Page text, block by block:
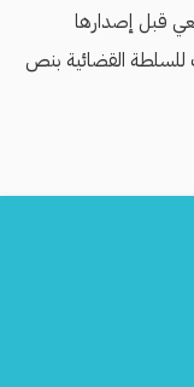
قبل إصدارها
للسلطة القضائية بنص